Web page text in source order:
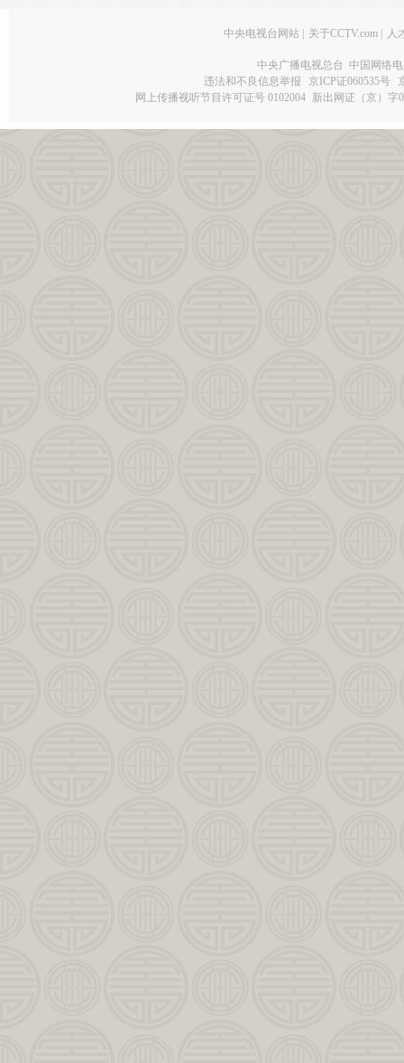
中央电视台网站 关于CCTV.com 人
中央广播电视总台 中国网络
违法和不良信息举报
京ICP证060535号
网上传播视听节目许可证号 0102004 新出网证（京）